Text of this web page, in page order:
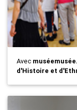
Avec
d'Histoire et